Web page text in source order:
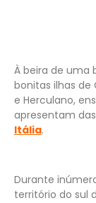
À beira de uma
bonitas ilhas de
e Herculano,
apresentam
Itália.
Durante
território do sul